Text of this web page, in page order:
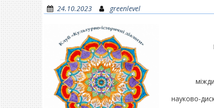
24.10.2023 greenlevel
науково-